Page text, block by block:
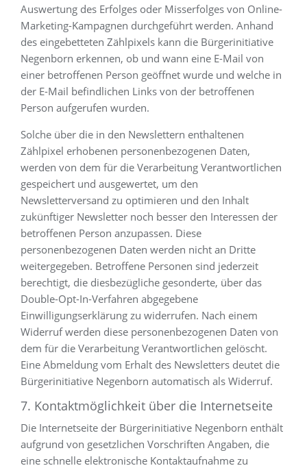
Auswertung des Erfolges oder Misserfolges von Online-
Marketing-Kampagnen durchgeführt werden. Anhand
des eingebetteten Zählpixels kann die Bürgerinitiative
Negenborn erkennen, ob und wann eine E-Mail von
einer betroffenen Person geöffnet wurde und welche in
der E-Mail befindlichen Links von der betroffenen
Person aufgerufen wurden.
Solche über die in den Newslettern enthaltenen
Zählpixel erhobenen personenbezogenen Daten,
werden von dem für die Verarbeitung Verantwortlichen
gespeichert und ausgewertet, um den
Newsletterversand zu optimieren und den Inhalt
zukünftiger Newsletter noch besser den Interessen der
betroffenen Person anzupassen. Diese
personenbezogenen Daten werden nicht an Dritte
weitergegeben. Betroffene Personen sind jederzeit
berechtigt, die diesbezügliche gesonderte, über das
Double-Opt-In-Verfahren abgegebene
Einwilligungserklärung zu widerrufen. Nach einem
Widerruf werden diese personenbezogenen Daten von
dem für die Verarbeitung Verantwortlichen gelöscht.
Eine Abmeldung vom Erhalt des Newsletters deutet die
Bürgerinitiative Negenborn automatisch als Widerruf.
7. Kontaktmöglichkeit über die Internetseite
Die Internetseite der Bürgerinitiative Negenborn enthält
aufgrund von gesetzlichen Vorschriften Angaben, die
eine schnelle elektronische Kontaktaufnahme zu